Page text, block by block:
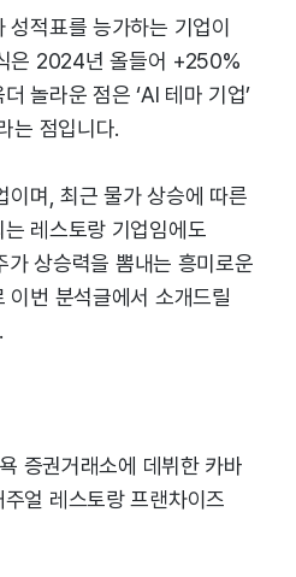
적표를 능가하는 기업이
은 2024년 올들어 +250%
놀라운 점은 ‘AI 테마 기업’
는 점입니다.
이며, 최근 물가 상승에 따른
레스토랑 기업임에도
상승력을 뽐내는 흥미로운
이번 분석글에서 소개드릴
증권거래소에 데뷔한 카바
얼 레스토랑 프랜차이즈